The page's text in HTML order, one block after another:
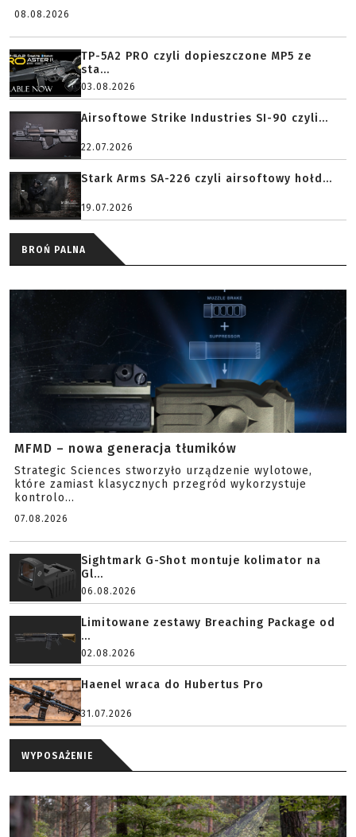
08.08.2026
TP-5A2 PRO czyli dopieszczone MP5 ze
sta...
03.08.2026
Airsoftowe Strike Industries SI-90 czyli...
22.07.2026
Stark Arms SA-226 czyli airsoftowy hołd...
19.07.2026
BROŃ PALNA
MFMD – nowa generacja tłumików
Strategic Sciences stworzyło urządzenie wylotowe,
które zamiast klasycznych przegród wykorzystuje
kontrolo...
07.08.2026
Sightmark G-Shot montuje kolimator na
Gl...
06.08.2026
Limitowane zestawy Breaching Package od
...
02.08.2026
Haenel wraca do Hubertus Pro
31.07.2026
WYPOSAŻENIE